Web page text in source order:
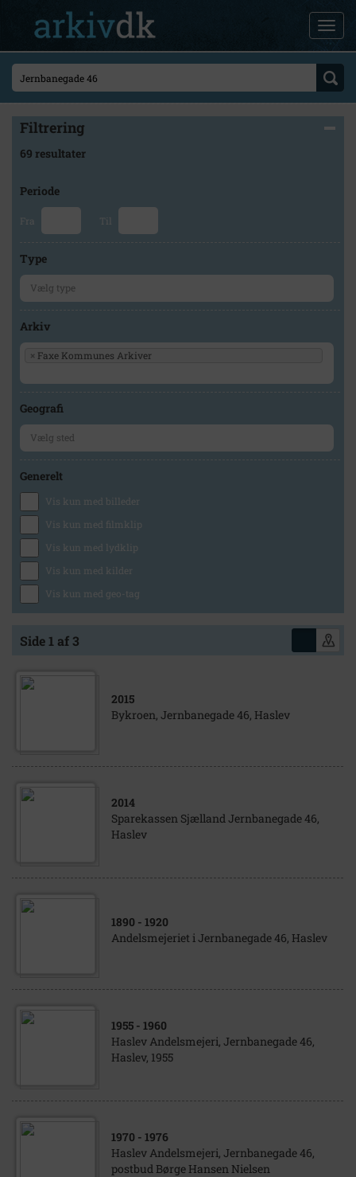
Filtrering
69 resultater
Periode
Fra Til
Type
Arkiv
× Faxe Kommunes Arkiver
Geografi
Generelt
Vis kun med billeder
Vis kun med filmklip
Vis kun med lydklip
Vis kun med kilder
Vis kun med geo-tag
Side 1 af 3
2015
Bykroen, Jernbanegade 46, Haslev
2014
Sparekassen Sjælland Jernbanegade 46,
Haslev
1890 - 1920
Andelsmejeriet i Jernbanegade 46, Haslev
1955 - 1960
Haslev Andelsmejeri, Jernbanegade 46,
Haslev, 1955
1970 - 1976
Haslev Andelsmejeri, Jernbanegade 46,
postbud Børge Hansen Nielsen